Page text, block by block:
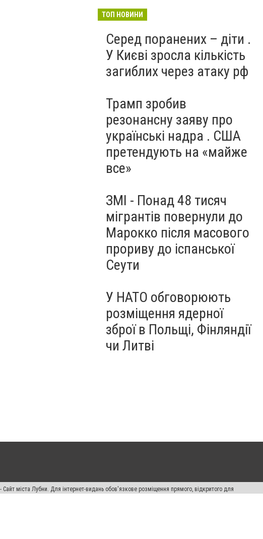
ТОП НОВИНИ
Серед поранених – діти .
У Києві зросла кількість
загиблих через атаку рф
Трамп зробив
резонансну заяву про
українські надра . США
претендують на «майже
все»
ЗМІ - Понад 48 тисяч
мігрантів повернули до
Марокко після масового
прориву до іспанської
Сеути
У НАТО обговорюють
розміщення ядерної
зброї в Польщі, Фінляндії
чи Литві
міста Лубни. Для інтернет-видань обов'язкове розміщення прямого, відкритого для